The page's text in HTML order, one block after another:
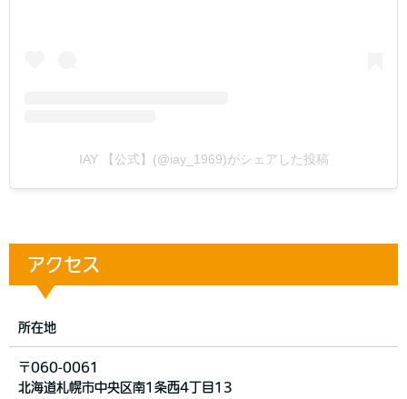
IAY 【公式】(@iay_1969)がシェアした投稿
アクセス
所在地
〒060-0061
北海道札幌市中央区南1条西4丁目13